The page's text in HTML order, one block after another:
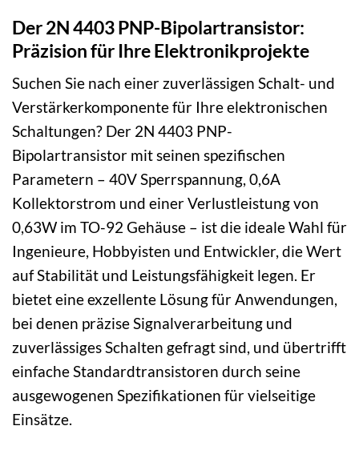
Der 2N 4403 PNP-Bipolartransistor:
Präzision für Ihre Elektronikprojekte
Suchen Sie nach einer zuverlässigen Schalt- und
Verstärkerkomponente für Ihre elektronischen
Schaltungen? Der 2N 4403 PNP-
Bipolartransistor mit seinen spezifischen
Parametern – 40V Sperrspannung, 0,6A
Kollektorstrom und einer Verlustleistung von
0,63W im TO-92 Gehäuse – ist die ideale Wahl für
Ingenieure, Hobbyisten und Entwickler, die Wert
auf Stabilität und Leistungsfähigkeit legen. Er
bietet eine exzellente Lösung für Anwendungen,
bei denen präzise Signalverarbeitung und
zuverlässiges Schalten gefragt sind, und übertrifft
einfache Standardtransistoren durch seine
ausgewogenen Spezifikationen für vielseitige
Einsätze.